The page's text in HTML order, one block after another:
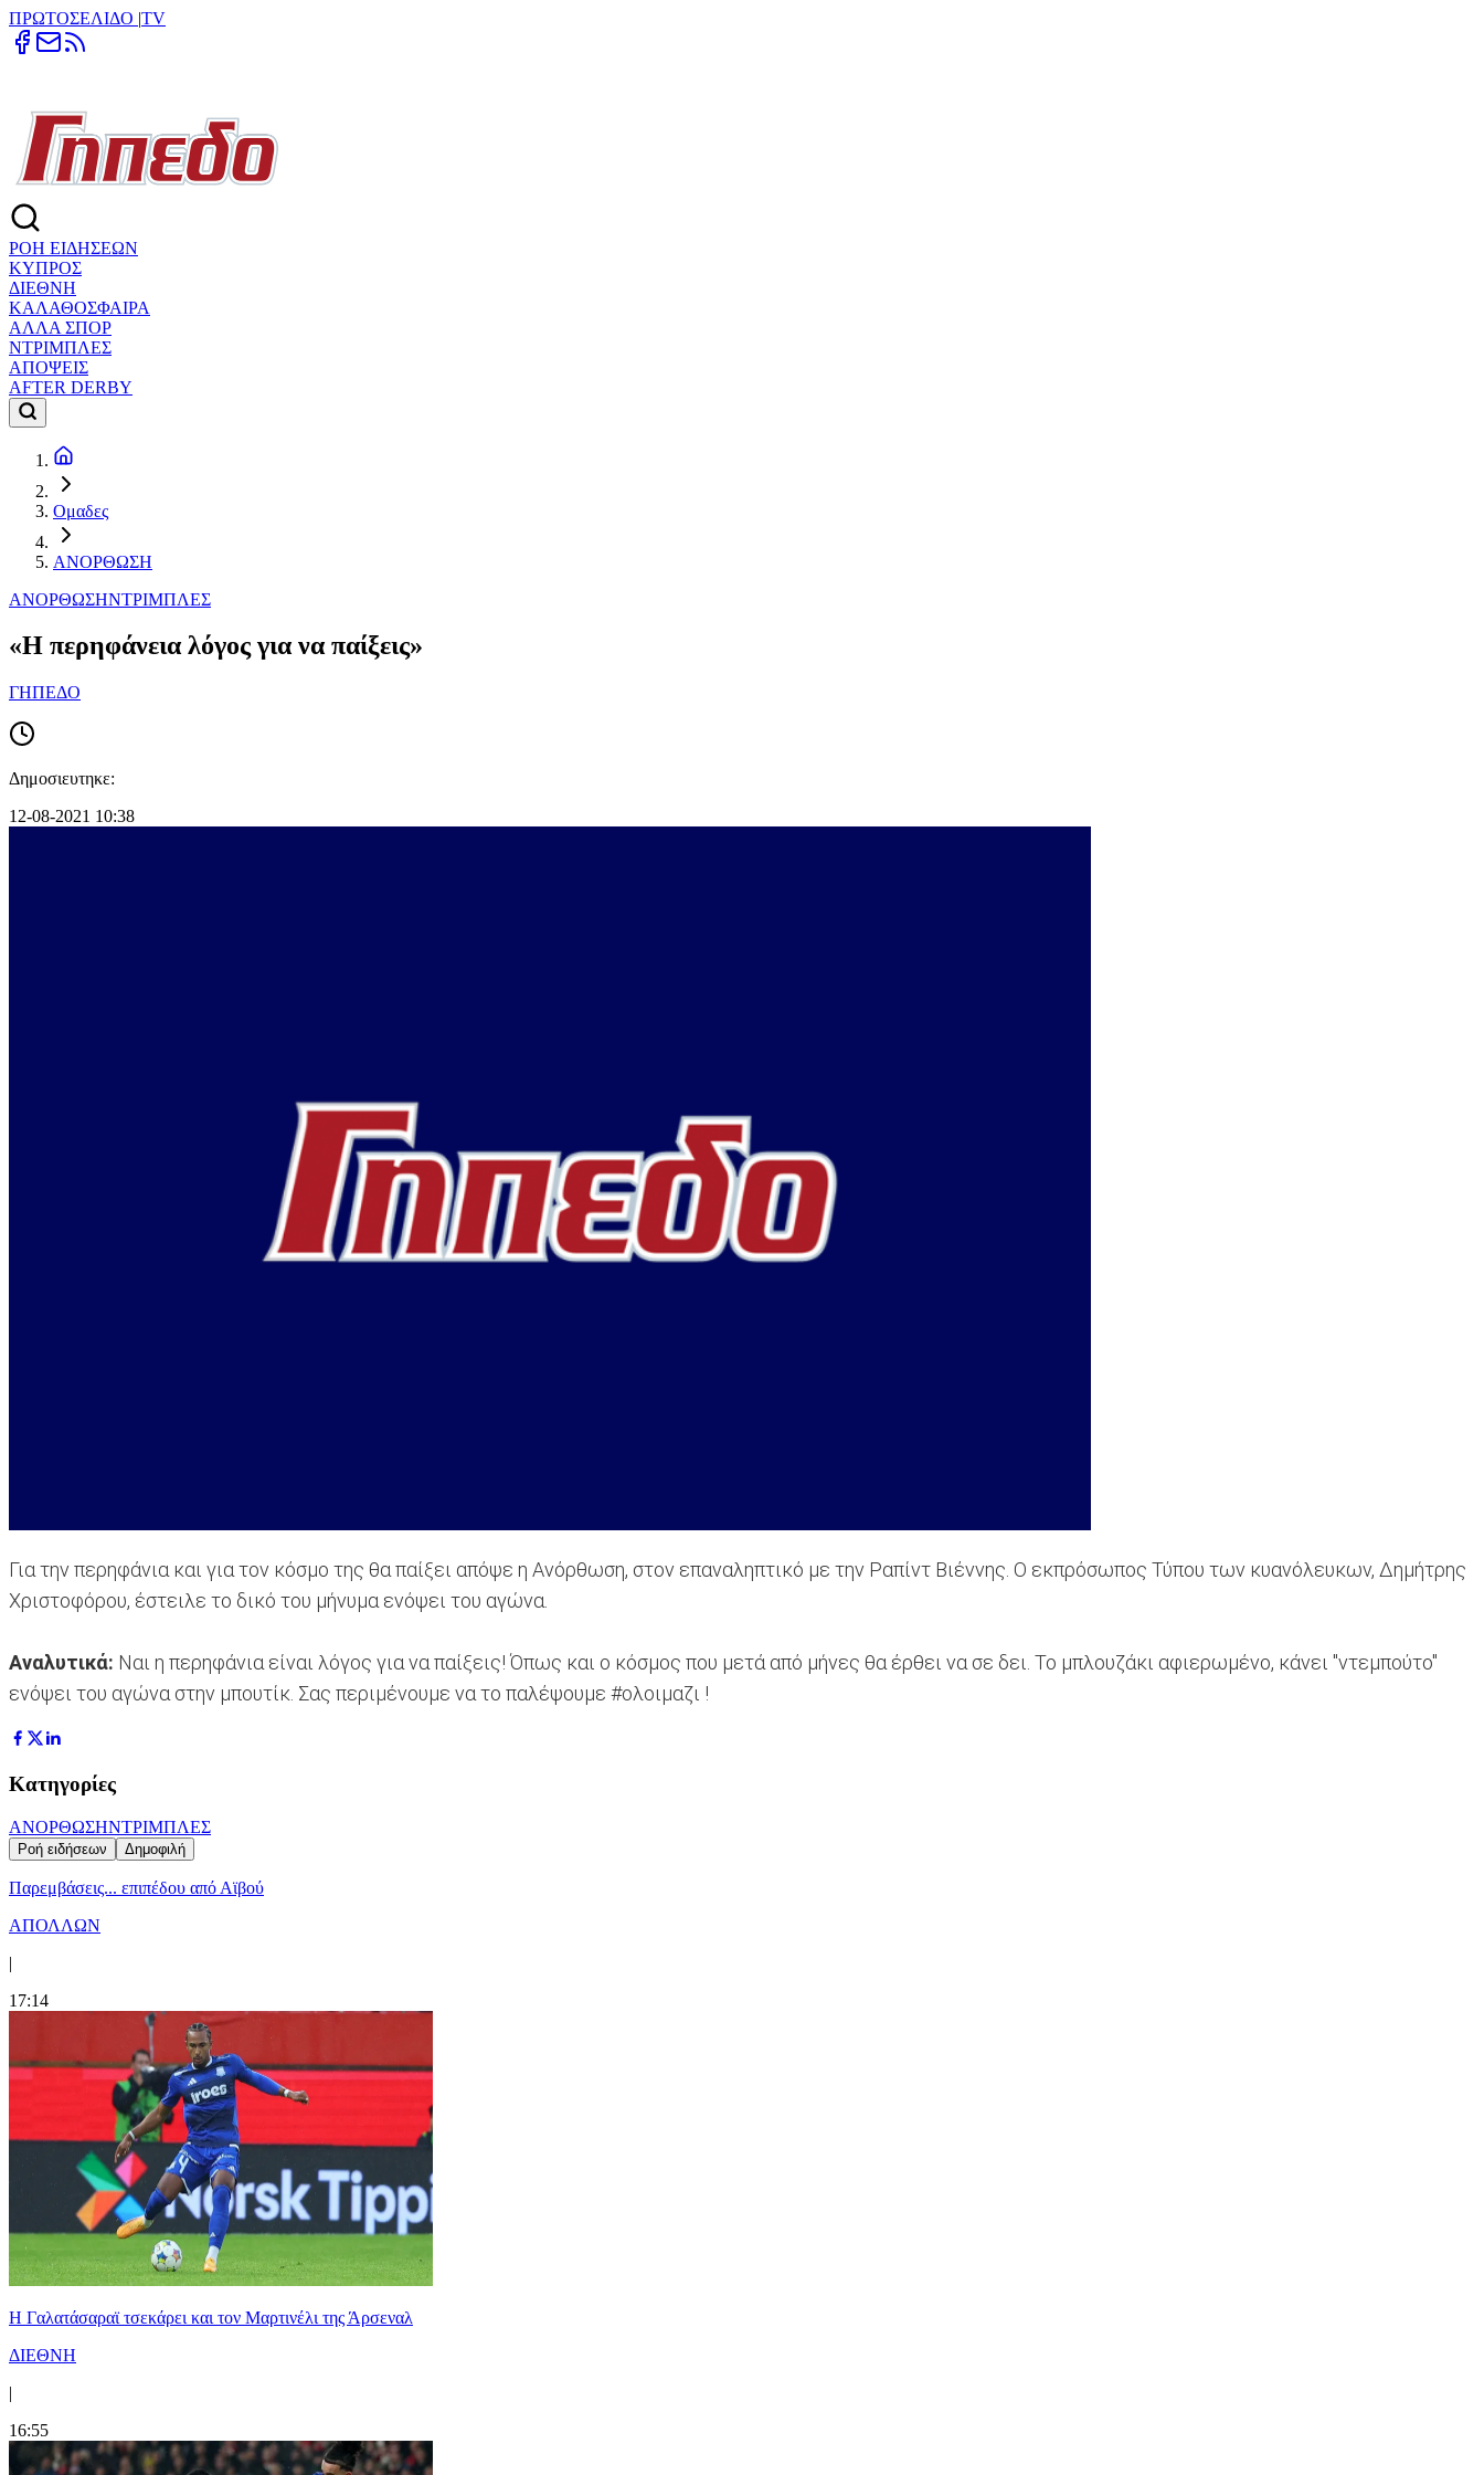
ΠΡΩΤΟΣΕΛΙΔΟ |TV
ΡΟΗ ΕΙΔΗΣΕΩΝ
ΚΥΠΡΟΣ
ΔΙΕΘΝΗ
ΚΑΛΑΘΟΣΦΑΙΡΑ
ΑΛΛΑ ΣΠΟΡ
ΝΤΡΙΜΠΛΕΣ
ΑΠΟΨΕΙΣ
AFTER DERBY
Ομαδες
ΑΝΟΡΘΩΣΗ
ΑΝΟΡΘΩΣΗΝΤΡΙΜΠΛΕΣ
«Η περηφάνεια λόγος για να παίξεις»
ΓΗΠΕΔΟ
Δημοσιευτηκε:
12-08-2021 10:38
Για την περηφάνια και για τον κόσμο της θα παίξει απόψε η Ανόρθωση, στον επαναληπτικό με την Ραπίντ Βιέννης. Ο εκπρόσωπος Τύπου των κυανόλευκων, Δημήτρης
Χριστοφόρου, έστειλε το δικό του μήνυμα ενόψει του αγώνα.
Αναλυτικά: Ναι η περηφάνια είναι λόγος για να παίξεις! Όπως και ο κόσμος που μετά από μήνες θα έρθει να σε δει. Το μπλουζάκι αφιερωμένο, κάνει "ντεμπούτο"
ενόψει του αγώνα στην μπουτίκ. Σας περιμένουμε να το παλέψουμε #ολοιμαζι !
Κατηγορίες
ΑΝΟΡΘΩΣΗΝΤΡΙΜΠΛΕΣ
Ροή ειδήσεων Δημοφιλή
Παρεμβάσεις... επιπέδου από Αϊβού
ΑΠΟΛΛΩΝ
|
17:14
H Γαλατάσαραϊ τσεκάρει και τον Μαρτινέλι της Άρσεναλ
ΔΙΕΘΝΗ
|
16:55